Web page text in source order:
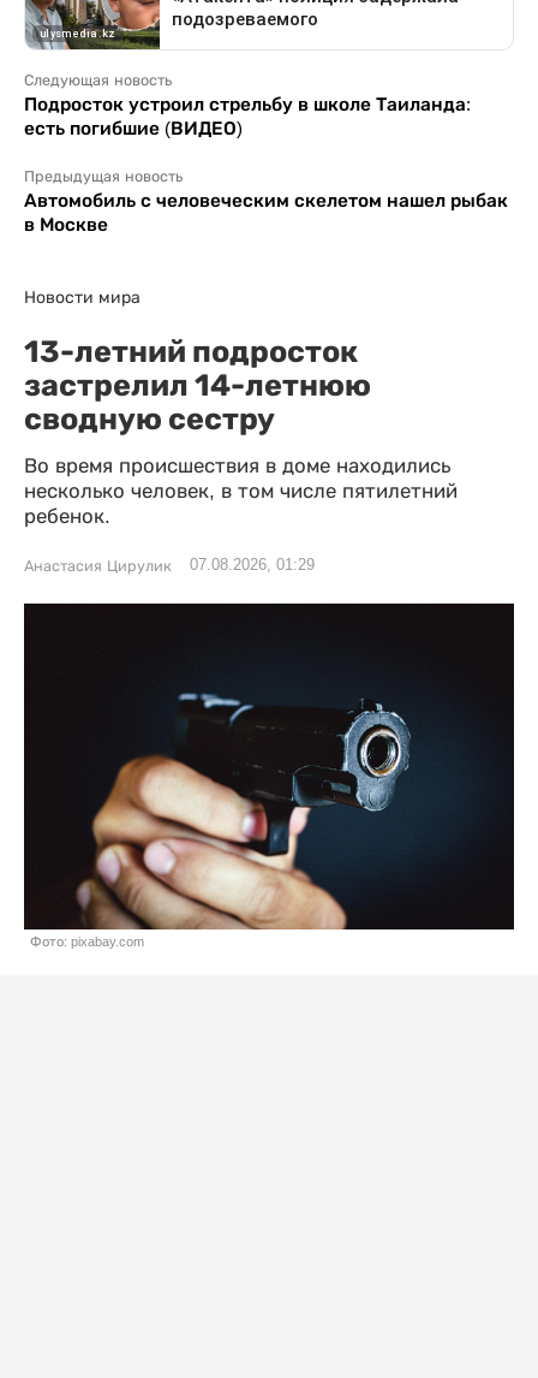
Следующая новость
Подросток устроил стрельбу в школе Таиланда:
есть погибшие (ВИДЕО)
Предыдущая новость
Автомобиль с человеческим скелетом нашел рыбак
в Москве
Новости мира
13-летний подросток
застрелил 14-летнюю
сводную сестру
Во время происшествия в доме находились
несколько человек, в том числе пятилетний
ребенок.
Анастасия Цирулик 07.08.2026, 01:29
Фото: pixabay.com